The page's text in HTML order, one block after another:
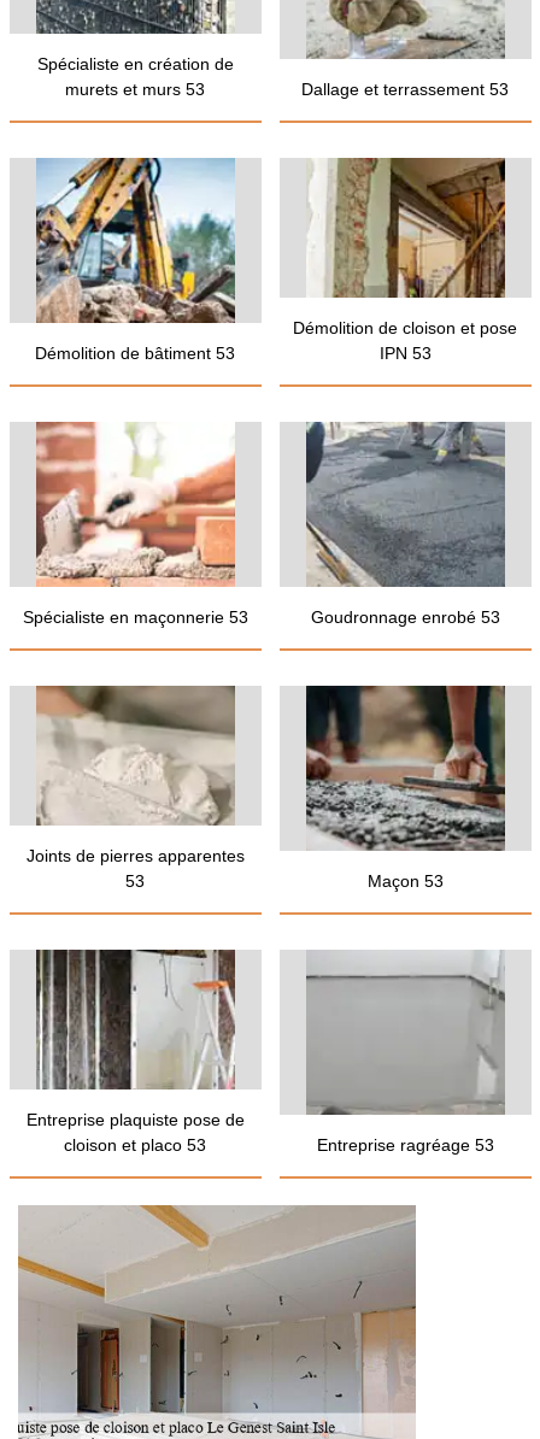
Spécialiste en création de
murets et murs 53
Dallage et terrassement 53
Démolition de bâtiment 53
Démolition de cloison et pose
IPN 53
Spécialiste en maçonnerie 53 Goudronnage enrobé 53
Joints de pierres apparentes
53
Maçon 53
Entreprise plaquiste pose de
cloison et placo 53
Entreprise ragréage 53